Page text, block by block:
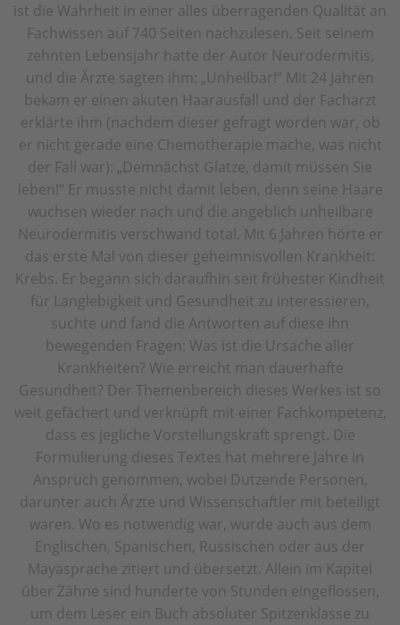
ist die Wahrheit in einer alles überragenden Qualität an
Fachwissen auf 740 Seiten nachzulesen. Seit seinem
zehnten Lebensjahr hatte der Autor Neurodermitis,
und die Ärzte sagten ihm: „Unheilbar!“ Mit 24 Jahren
bekam er einen akuten Haarausfall und der Facharzt
erklärte ihm (nachdem dieser gefragt worden war, ob
er nicht gerade eine Chemotherapie mache, was nicht
der Fall war): „Demnächst Glatze, damit müssen Sie
leben!“ Er musste nicht damit leben, denn seine Haare
wuchsen wieder nach und die angeblich unheilbare
Neurodermitis verschwand total. Mit 6 Jahren hörte er
das erste Mal von dieser geheimnisvollen Krankheit:
Krebs. Er begann sich daraufhin seit frühester Kindheit
für Langlebigkeit und Gesundheit zu interessieren,
suchte und fand die Antworten auf diese ihn
bewegenden Fragen: Was ist die Ursache aller
Krankheiten? Wie erreicht man dauerhafte
Gesundheit? Der Themenbereich dieses Werkes ist so
weit gefächert und verknüpft mit einer Fachkompetenz,
dass es jegliche Vorstellungskraft sprengt. Die
Formulierung dieses Textes hat mehrere Jahre in
Anspruch genommen, wobei Dutzende Personen,
darunter auch Ärzte und Wissenschaftler mit beteiligt
waren. Wo es notwendig war, wurde auch aus dem
Englischen, Spanischen, Russischen oder aus der
Mayasprache zitiert und übersetzt. Allein im Kapitel
über Zähne sind hunderte von Stunden eingeflossen,
um dem Leser ein Buch absoluter Spitzenklasse zu